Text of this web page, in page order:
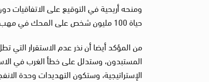
ومنحه أريحية في التوقيع على الاتفاقيات
حياة 100 مليون شخص على المحك في مهب الريح.
من المؤكد أيضا أن نذر عدم الاستقرار التي
المستبدون، وستدلل على خطأ الغرب في
الإستراتيجية، وستكون التهديدات وحدة